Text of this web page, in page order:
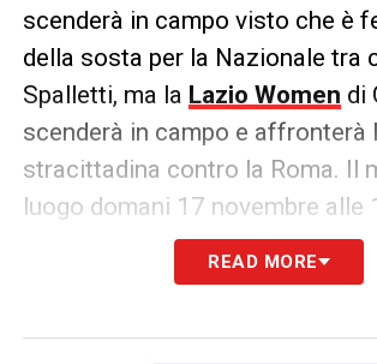
scenderà in campo visto che è
della sosta per la Nazionale tra
Spalletti, ma la Lazio Women di
scenderà in campo e affronterà
stracittadina contro la Roma. Il
luogo domani 17 novembre alle
trasmesso su Rai 2
READ MORE